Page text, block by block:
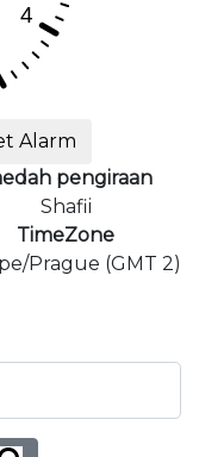
Alarm
pengiraan
Shafii
TimeZone
Prague (GMT 2)